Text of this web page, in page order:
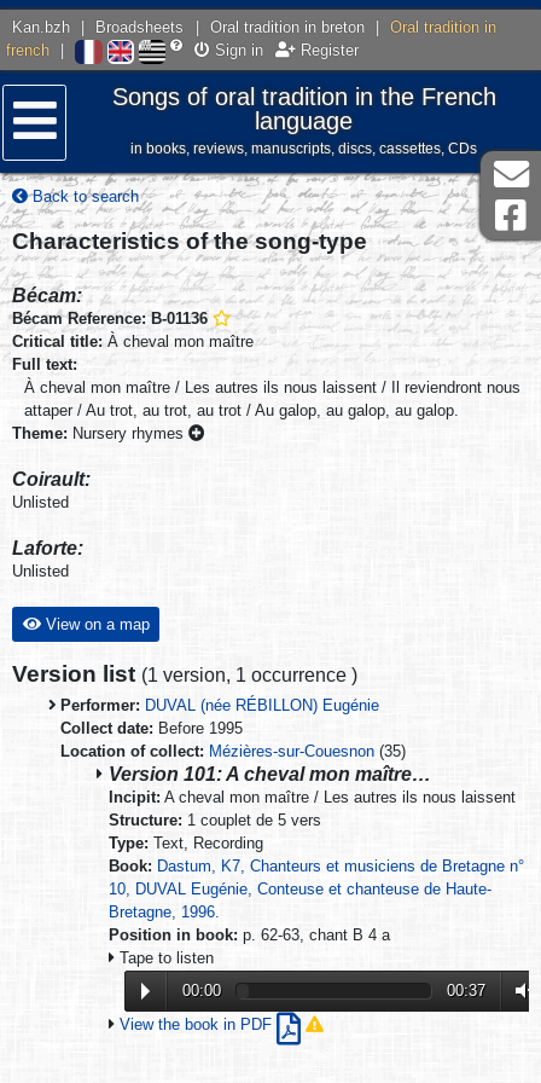
Kan.bzh Broadsheets Oral tradition in breton
Oral tradition in
french
Sign in Register
Menu
Songs of oral tradition in the French
language
in books, reviews, manuscripts, discs, cassettes, CDs
Back to search
Characteristics of the song-type
Bécam:
Bécam Reference: B-01136
Critical title: À cheval mon maître
Full text:
À cheval mon maître / Les autres ils nous laissent / Il reviendront nous
attaper / Au trot, au trot, au trot / Au galop, au galop, au galop.
Theme: Nursery rhymes
Coirault:
Unlisted
Laforte:
Unlisted
View on a map
Version list (1 version, 1 occurrence )
Performer: DUVAL (née RÉBILLON) Eugénie
Collect date: Before 1995
Location of collect: Mézières-sur-Couesnon (35)
Version 101: A cheval mon maître…
Incipit: A cheval mon maître / Les autres ils nous laissent
Structure: 1 couplet de 5 vers
Type: Text, Recording
Book: Dastum, K7, Chanteurs et musiciens de Bretagne n°
10, DUVAL Eugénie, Conteuse et chanteuse de Haute-
Bretagne, 1996.
Position in book: p. 62-63, chant B 4 a
Tape to listen
00:00
00:37
View the book in PDF